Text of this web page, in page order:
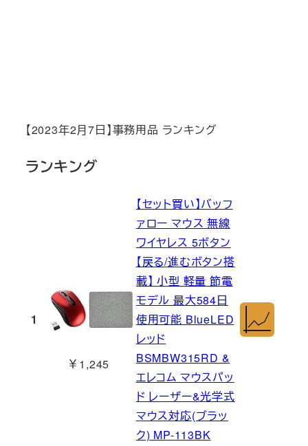
【2023年2月7日】事務用品 ランキング
ランキング
1
￥1,245
【セット買い】バッフ
ァロー マウス 無線
ワイヤレス 5ボタン
【戻る/進むボタン搭
載】 小型 軽量 節電
モデル 最大584日
使用可能 BlueLED
レッド
BSMBW315RD &
エレコム マウスパッ
ド レーザー&光学式
マウス対応(ブラッ
ク) MP-113BK